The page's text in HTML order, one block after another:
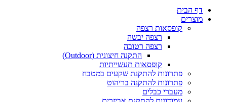
דף הבית
מוצרים
קופסאות רצפה
רצפה יבשה
רצפה רטובה
התקנה חיצונית (Outdoor)
קופסאות תעשייתיות
פתרונות להתקנת שקעים במטבח
פתרונות להתקנה בריהוט
מעברי כבלים